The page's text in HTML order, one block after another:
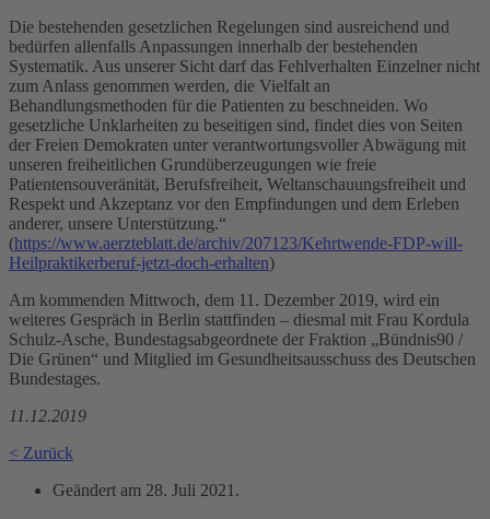
Die bestehenden gesetzlichen Regelungen sind ausreichend und
bedürfen allenfalls Anpassungen innerhalb der bestehenden
Systematik. Aus unserer Sicht darf das Fehlverhalten Einzelner nicht
zum Anlass genommen werden, die Vielfalt an
Behandlungsmethoden für die Patienten zu beschneiden. Wo
gesetzliche Unklarheiten zu beseitigen sind, findet dies von Seiten
der Freien Demokraten unter verantwortungsvoller Abwägung mit
unseren freiheitlichen Grundüberzeugungen wie freie
Patientensouveränität, Berufsfreiheit, Weltanschauungsfreiheit und
Respekt und Akzeptanz vor den Empfindungen und dem Erleben
anderer, unsere Unterstützung.“
(https://www.aerzteblatt.de/archiv/207123/Kehrtwende-FDP-will-
Heilpraktikerberuf-jetzt-doch-erhalten)
Am kommenden Mittwoch, dem 11. Dezember 2019, wird ein
weiteres Gespräch in Berlin stattfinden – diesmal mit Frau Kordula
Schulz-Asche, Bundestagsabgeordnete der Fraktion „Bündnis90 /
Die Grünen“ und Mitglied im Gesundheitsausschuss des Deutschen
Bundestages.
11.12.2019
< Zurück
Geändert am 28. Juli 2021 .